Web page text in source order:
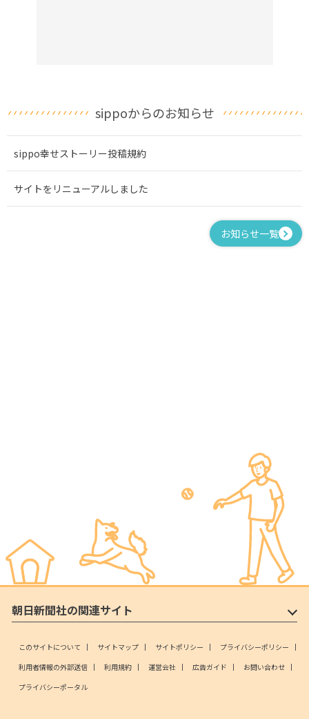
sippoからのお知らせ
sippo幸せストーリー投稿規約
サイトをリニューアルしました
お知らせ一覧
朝日新聞社の関連サイト
このサイトについて サイトマップ サイトポリシー
プライバシーポリシー
利用者情報の外部送信
利用規約 運営会社 広告ガイド
お問い合わせ
プライバシーポータル